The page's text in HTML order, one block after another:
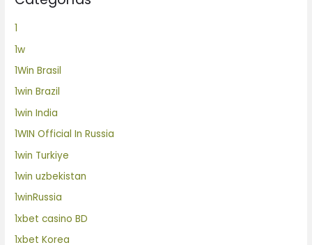
1
1w
1Win Brasil
1win Brazil
1win India
1WIN Official In Russia
1win Turkiye
1win uzbekistan
1winRussia
1xbet casino BD
1xbet Korea